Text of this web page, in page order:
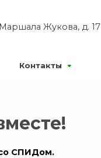
Р’С‹РєР»
Маршала Жукова, д. 17
Контакты
СПИДом.